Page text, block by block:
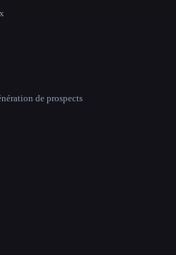
de prospects